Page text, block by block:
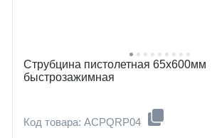
Струбцина пистолетная 65х600мм
быстрозажимная
Код товара: ACPQRP04